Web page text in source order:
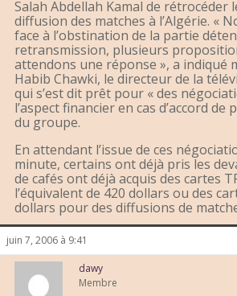
Salah Abdellah Kamal de rétrocéder
diffusion des matches à l’Algérie. «
face à l’obstination de la partie
retransmission, plusieurs
attendons une réponse », a indiqué
Habib Chawki, le directeur de la
qui s’est dit prêt pour « des
l’aspect financier en cas d’accord
du groupe.
En attendant l’issue de ces
minute, certains ont déjà pris les
de cafés ont déjà acquis des cartes
l’équivalent de 420 dollars ou des
dollars pour des diffusions de
juin 7, 2006 à 9:41
dawy
Membre